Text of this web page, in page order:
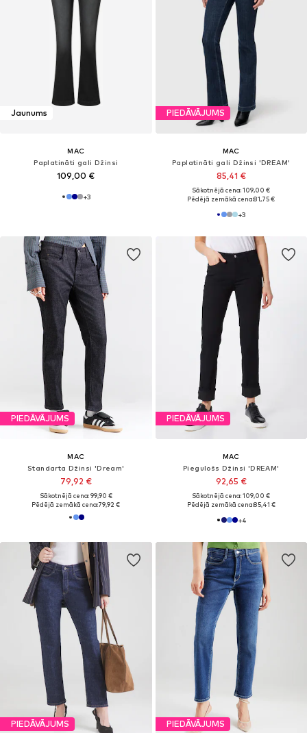
Jaunums
MAC
Paplatināti gali Džinsi
109,00 €
+3
PIEDĀVĀJUMS
MAC
Paplatināti gali Džinsi 'DREAM'
85,41 €
Sākotnējā cena: 109,00 €
Pēdējā zemākā cena:81,75 €
+3
PIEDĀVĀJUMS
MAC
Standarta Džinsi 'Dream'
79,92 €
Sākotnējā cena: 99,90 €
Pēdējā zemākā cena:79,92 €
PIEDĀVĀJUMS
MAC
Piegulošs Džinsi 'DREAM'
92,65 €
Sākotnējā cena: 109,00 €
Pēdējā zemākā cena:85,41 €
+4
PIEDĀVĀJUMS PIEDĀVĀJUMS